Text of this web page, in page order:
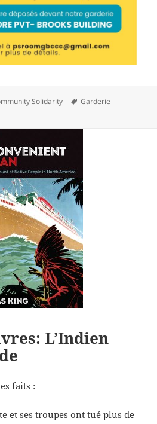
Solidarity Étiquettes
Garderie
L’Indien
faits :
et ses troupes ont tué plus de